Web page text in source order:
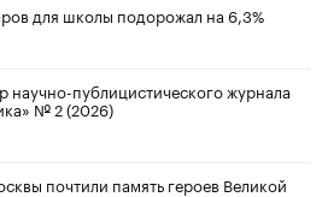
для школы подорожал на 6,3%
научно-публицистического журнала
№ 2 (2026)
почтили память героев Великой